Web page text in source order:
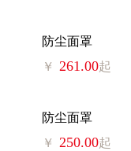
防尘面罩
￥ 261.00起
防尘面罩
￥ 250.00起